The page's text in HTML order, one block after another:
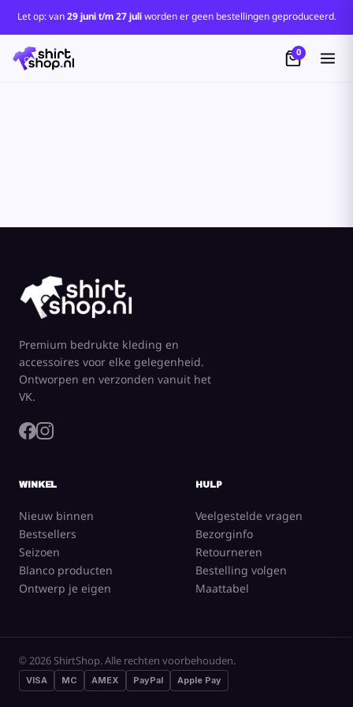
Let op: van29 juni t/m 27 juliworden er geen bestellingen geproduceerd.
0
Premium bedrukte kleding en
accessoires voor elke gelegenheid.
Ontworpen en verzonden vanuit het
VK.
WINKEL
Nieuw binnen
Bestsellers
Seizoen
Blanco producten
Ontwerp je eigen
HULP
Veelgestelde vragen
Bezorginfo
Retourneren
Bestelling volgen
Maattabel
© 2026 ShirtShop. Alle rechten voorbehouden.
VISA MC AMEX PayPal Apple Pay